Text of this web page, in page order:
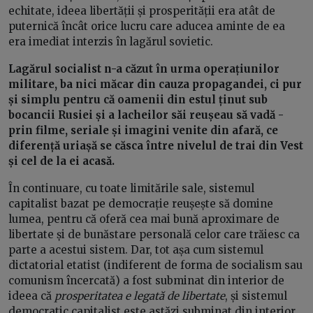
echitate, ideea libertății și prosperității era atât de
puternică încât orice lucru care aducea aminte de ea
era imediat interzis în lagărul sovietic.
Lagărul socialist n-a căzut în urma operațiunilor
militare, ba nici măcar din cauza propagandei, ci pur
și simplu pentru că oamenii din estul ținut sub
bocancii Rusiei și a lacheilor săi reușeau să vadă -
prin filme, seriale și imagini venite din afară, ce
diferență uriașă se căsca între nivelul de trai din Vest
și cel de la ei acasă.
În continuare, cu toate limitările sale, sistemul
capitalist bazat pe democrație reușește să domine
lumea, pentru că oferă cea mai bună aproximare de
libertate și de bunăstare personală celor care trăiesc ca
parte a acestui sistem. Dar, tot așa cum sistemul
dictatorial etatist (indiferent de forma de socialism sau
comunism încercată) a fost subminat din interior de
ideea că prosperitatea e legată de libertate, și sistemul